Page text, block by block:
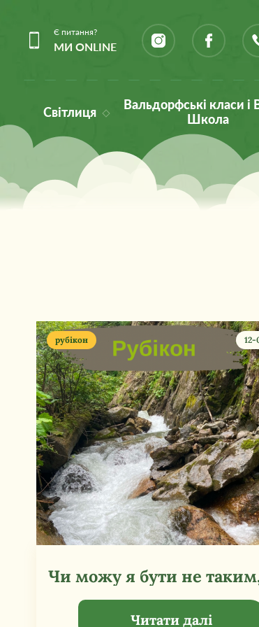
Є питання?
МИ ONLINE
Світлиця
Вальдорфські класи і
Школа
рубікон 12-
Читати далі